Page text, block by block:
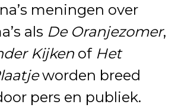
meningen over
als De Oranjezomer,
Kijkenof Het
worden breed
pers en publiek.